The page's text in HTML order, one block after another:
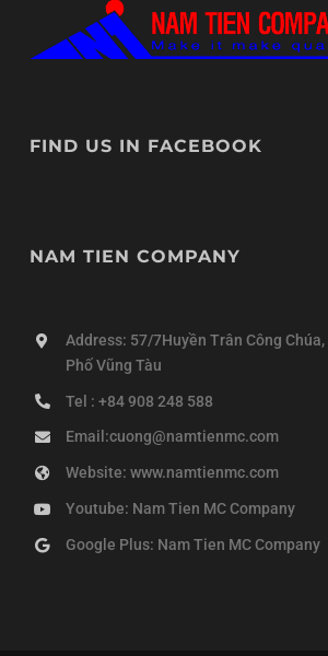
FIND US IN FACEBOOK
NAM TIEN COMPANY
Address: 57/7Huyền Trân Công
Phố Vũng Tàu
Tel : +84 908 248 588
Email:cuong@namtienmc.com
Website: www.namtienmc.com
Youtube: Nam Tien MC Company
Google Plus: Nam Tien MC Company